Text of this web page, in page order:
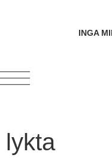
INGA
lykta